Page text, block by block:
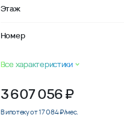
Этаж
Номер
Все характеристики
3 607 056₽
В ипотеку от 17 084 ₽/мес.